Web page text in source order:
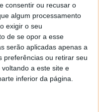
consentir ou recusar o
algum processamento
exigir o seu
de se opor a esse
serão aplicadas apenas a
preferências ou retirar seu
a este site e
inferior da página.
apesar de ter
. Para piorar a
também parecem ter
com relatos
que se rasgam